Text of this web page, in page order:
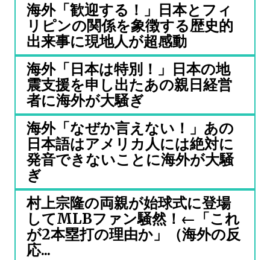
海外「歓迎する！」日本とフィ
リピンの関係を象徴する歴史的
出来事に現地人が超感動
海外「日本は特別！」日本の地
震支援を申し出たあの親日経営
者に海外が大騒ぎ
海外「なぜか言えない！」あの
日本語はアメリカ人には絶対に
発音できないことに海外が大騒
ぎ
村上宗隆の両親が始球式に登場
してMLBファン騒然！←「これ
が2本塁打の理由か」（海外の反
応...